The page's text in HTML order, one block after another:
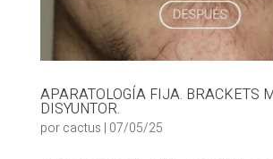
APARATOLOGÍA FIJA. BRACKETS
DISYUNTOR.
porcactus | 07/05/25